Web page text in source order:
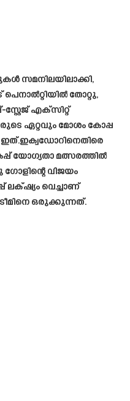
സമനിലയിലാക്കി,
തോറ്റു,
എക്സിറ്റ്
ഏറ്റവും മോശം കോപ്പ
യോഗ്യതാ മത്സരത്തിൽ
വിജയം
ലക്‌ഷ്യം വെച്ചാണ്
ഒരുക്കുന്നത്.